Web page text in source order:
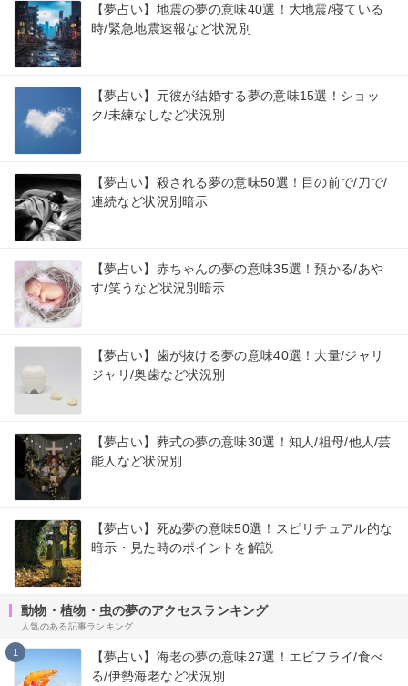
【夢占い】地震の夢の意味40選！大地震/寝ている
時/緊急地震速報など状況別
【夢占い】元彼が結婚する夢の意味15選！ショッ
ク/未練なしなど状況別
【夢占い】殺される夢の意味50選！目の前で/刀で/
連続など状況別暗示
【夢占い】赤ちゃんの夢の意味35選！預かる/あや
す/笑うなど状況別暗示
【夢占い】歯が抜ける夢の意味40選！大量/ジャリ
ジャリ/奥歯など状況別
【夢占い】葬式の夢の意味30選！知人/祖母/他人/芸
能人など状況別
【夢占い】死ぬ夢の意味50選！スピリチュアル的な
暗示・見た時のポイントを解説
動物・植物・虫の夢のアクセスランキング
人気のある記事ランキング
1
【夢占い】海老の夢の意味27選！エビフライ/食べ
る/伊勢海老など状況別